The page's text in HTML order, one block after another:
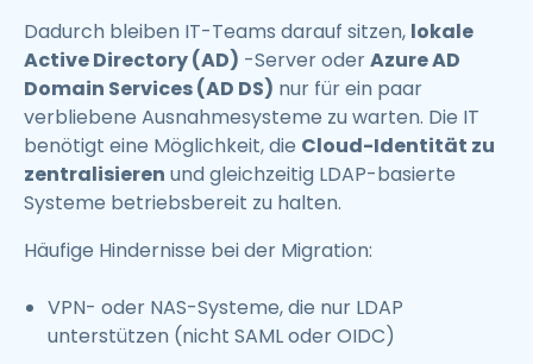
Dadurch bleiben IT-Teams darauf sitzen, lokale
Active Directory (AD) -Server oderAzure AD
Domain Services (AD DS) nur für ein paar
verbliebene Ausnahmesysteme zu warten. Die IT
benötigt eine Möglichkeit, die Cloud-Identität zu
zentralisieren und gleichzeitig LDAP-basierte
Systeme betriebsbereit zu halten.
Häufige Hindernisse bei der Migration:
VPN- oder NAS-Systeme, die nur LDAP
unterstützen (nicht SAML oder OIDC)